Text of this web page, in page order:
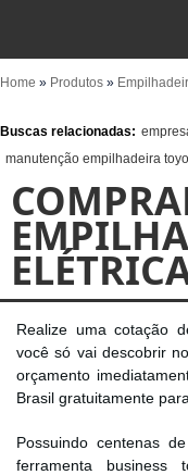
Home » Produtos »
Buscas relacionadas:
manutenção empilhadeira
Realize uma cotação
você só vai descobrir
orçamento
Brasil gratuitamente
Possuindo centenas
ferramenta